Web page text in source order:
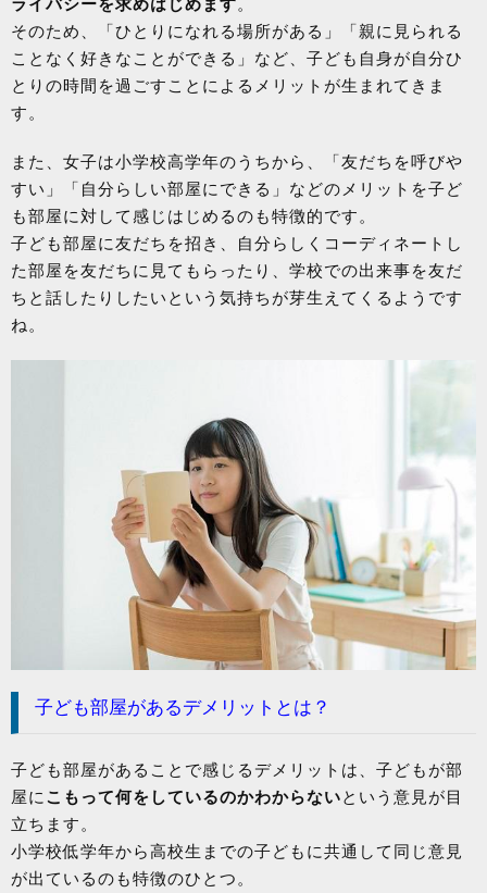
そのため、「ひとりになれる場所がある」「親に見られる
ことなく好きなことができる」など、子ども自身が自分ひ
とりの時間を過ごすことによるメリットが生まれてきま
す。
また、女子は小学校高学年のうちから、「友だちを呼びや
すい」「自分らしい部屋にできる」などのメリットを子ど
も部屋に対して感じはじめるのも特徴的です。
子ども部屋に友だちを招き、自分らしくコーディネートし
た部屋を友だちに見てもらったり、学校での出来事を友だ
ちと話したりしたいという気持ちが芽生えてくるようです
ね。
子ども部屋があるデメリットとは？
子ども部屋があることで感じるデメリットは、子どもが部
屋にこもって何をしているのかわからないという意見が目
立ちます。
小学校低学年から高校生までの子どもに共通して同じ意見
が出ているのも特徴のひとつ。